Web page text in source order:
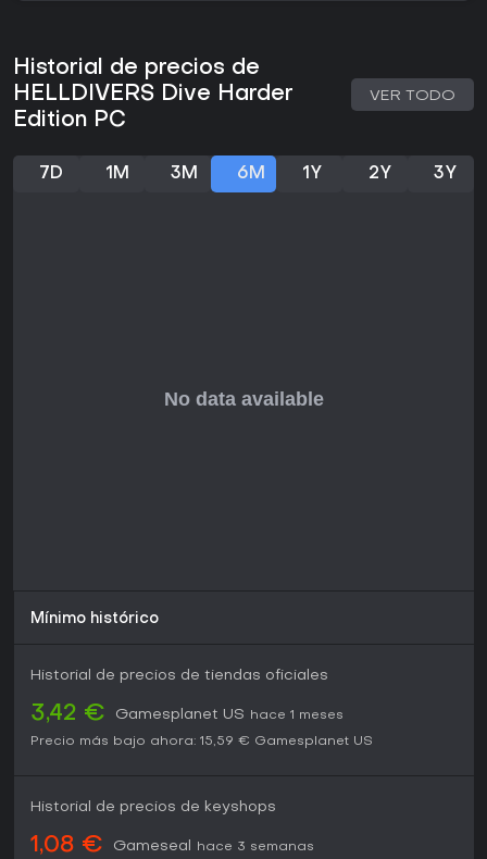
Historial de precios de
HELLDIVERS Dive Harder
Edition PC
VER TODO
7D 1M 3M 6M 1Y 2Y 3Y
Mínimo histórico
Historial de precios de tiendas oficiales
3,42 € Gamesplanet US
hace 1 meses
Precio más bajo ahora: 15,59 € Gamesplanet US
Historial de precios de keyshops
1,08 € Gameseal
hace 3 semanas